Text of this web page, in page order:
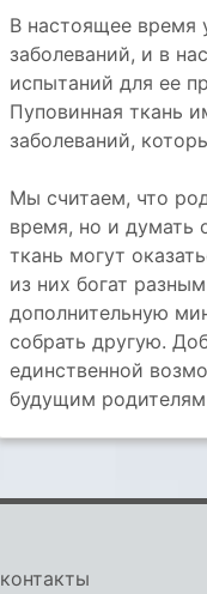
В настоящее время
заболеваний, и в
испытаний для ее
Пуповинная ткань
заболеваний,
Мы считаем, что
время, но и думать
ткань могут
из них богат
дополнительную
собрать другую.
единственной
будущим родителям
контакты